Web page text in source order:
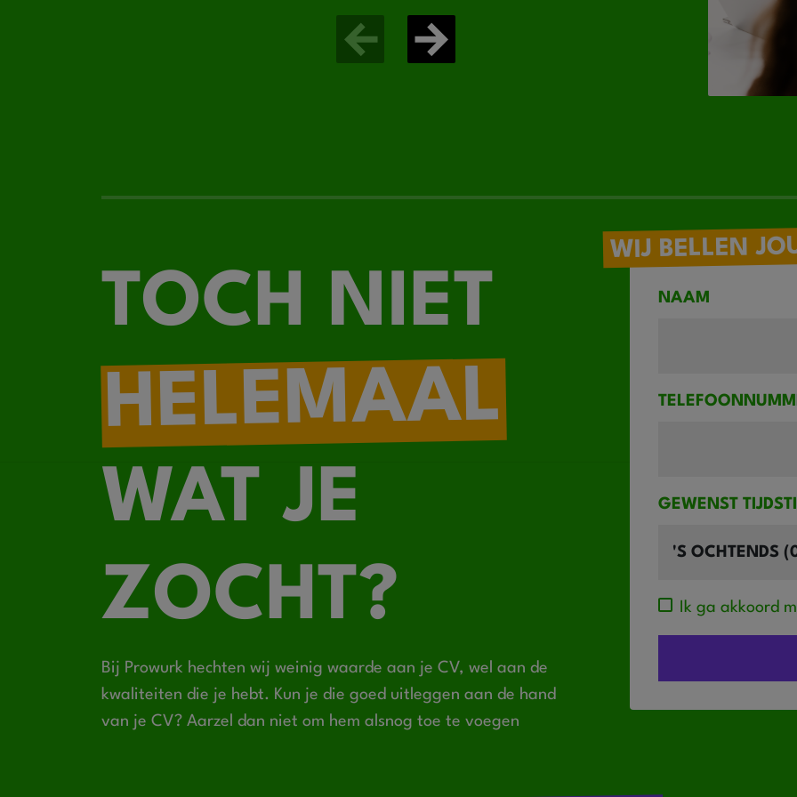
TOCH NIET
HELEMAAL
WAT JE
ZOCHT?
Bij Prowurk hechten wij weinig waarde aan je CV, wel aan de
kwaliteiten die je hebt. Kun je die goed uitleggen aan de hand
van je CV? Aarzel dan niet om hem alsnog toe te voegen
WIJ BELLEN
NAAM
GEWENST
Ik ga akkoord